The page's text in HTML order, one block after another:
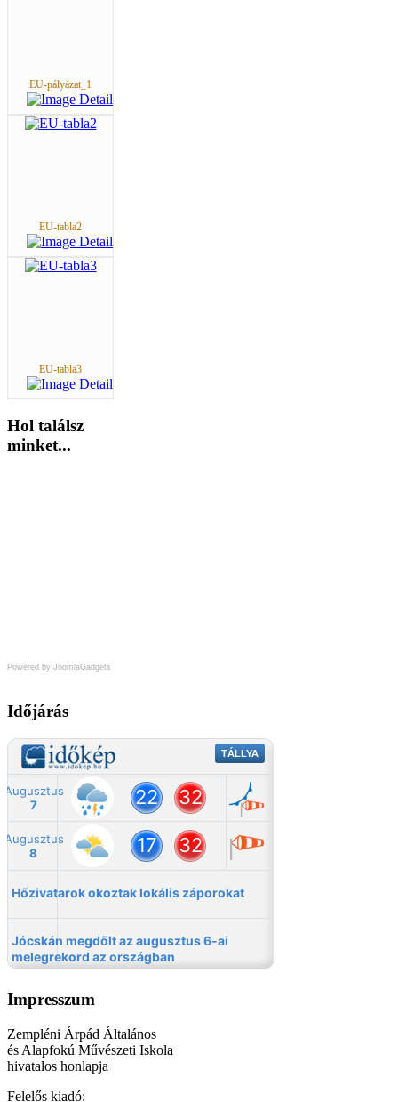
EU-pályázat_1
EU-tabla2
EU-tabla3
Hol találsz
minket...
Powered by JoomlaGadgets
Időjárás
Impresszum
Zempléni Árpád Általános
és Alapfokú Művészeti Iskola
hivatalos honlapja
Felelős kiadó: